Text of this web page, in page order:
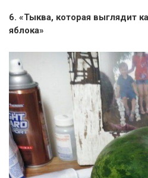
6. «Тыква, которая выглядит
яблока»